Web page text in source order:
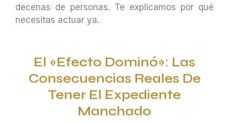
decenas de personas. Te explicamos por qué
necesitas actuar ya.
El «Efecto Dominó»: Las
Consecuencias Reales De
Tener El Expediente
Manchado